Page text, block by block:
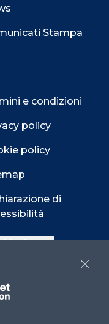
Stampa
e condizioni
policy
policy
di
Center